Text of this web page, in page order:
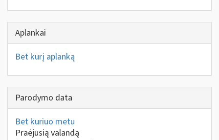
Aplankai
Bet kurį aplanką
Parodymo data
Bet kuriuo metu
Praėjusią valandą